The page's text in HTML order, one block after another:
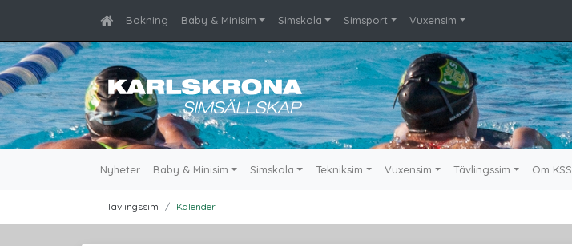
Bokning Baby & Minisim Simskola Simsport Vuxensim
Nyheter Baby & Minisim Simskola Tekniksim Vuxensim Tävlingssim Om KSS
Tävlingssim Kalender